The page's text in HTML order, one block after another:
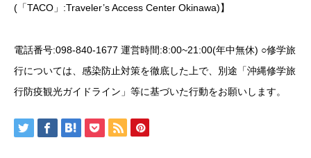
(「TACO」:Traveler’s Access Center Okinawa)】
電話番号:098-840-1677 運営時間:8:00~21:00(年中無休) ○修学旅
行については、感染防止対策を徹底した上で、別途「沖縄修学旅
行防疫観光ガイドライン」等に基づいた行動をお願いします。